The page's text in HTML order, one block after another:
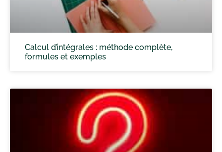
Calcul d’intégrales : méthode complète,
formules et exemples